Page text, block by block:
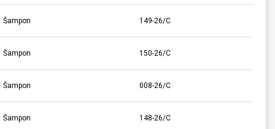
Šampon 149-26/C
Šampon 150-26/C
Šampon 008-26/C
Šampon 148-26/C